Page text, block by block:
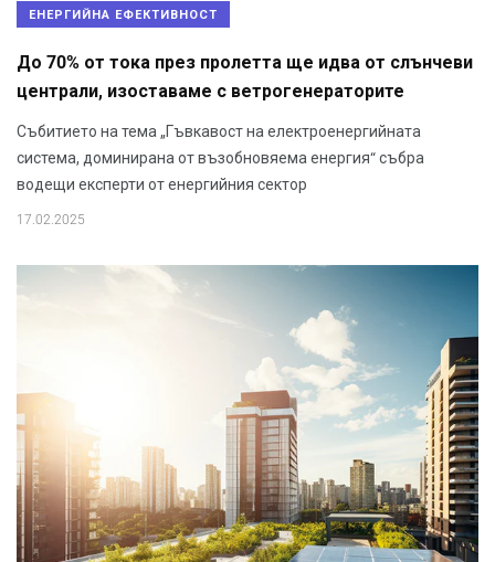
ЕНЕРГИЙНА ЕФЕКТИВНОСТ
До 70% от тока през пролетта ще идва от слънчеви
централи, изоставаме с ветрогенераторите
Събитието на тема „Гъвкавост на електроенергийната
система, доминирана от възобновяема енергия“ събра
водещи експерти от енергийния сектор
17.02.2025